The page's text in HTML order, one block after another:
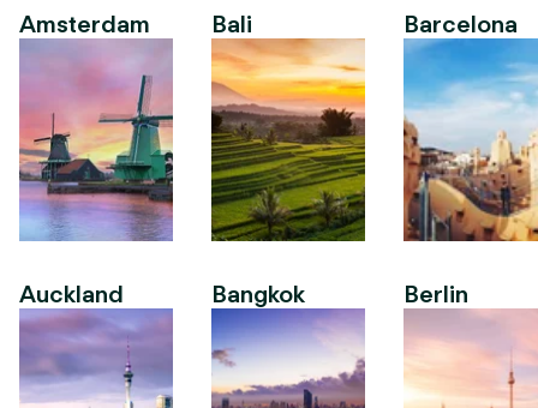
Amsterdam
Auckland
Bali
Bangkok
Barcelona
Berlin